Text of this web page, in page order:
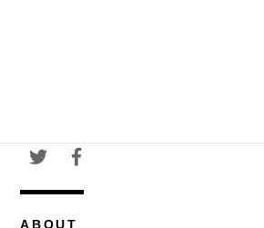
ABOUT